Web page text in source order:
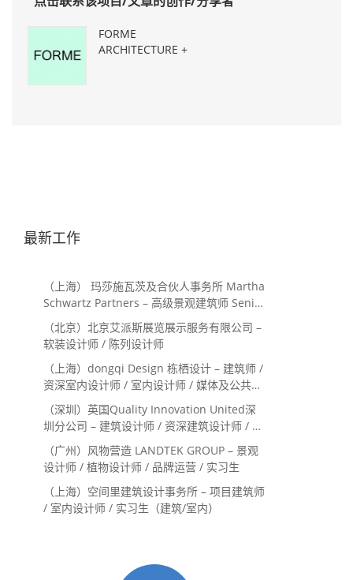
FORME
ARCHITECTURE +
最新工作
（上海） 玛莎施瓦茨及合伙人事务所 Martha
Schwartz Partners – 高级景观建筑师 Senior
Landscape Designer / 景观建筑师
Landscape Designer
（北京）北京艾派斯展览展示服务有限公司 –
软装设计师 / 陈列设计师
（上海）dongqi Design 栋栖设计 – 建筑师 /
资深室内设计师 / 室内设计师 / 媒体及公共关
系主管 / 设计实习生（常年招聘）
（深圳）英国Quality Innovation United深
圳分公司 – 建筑设计师 / 资深建筑设计师 / 室
内设计师 / 设计实习生
（广州）风物营造 LANDTEK GROUP – 景观
设计师 / 植物设计师 / 品牌运营 / 实习生
（上海）空间里建筑设计事务所 – 项目建筑师
/ 室内设计师 / 实习生（建筑/室内）